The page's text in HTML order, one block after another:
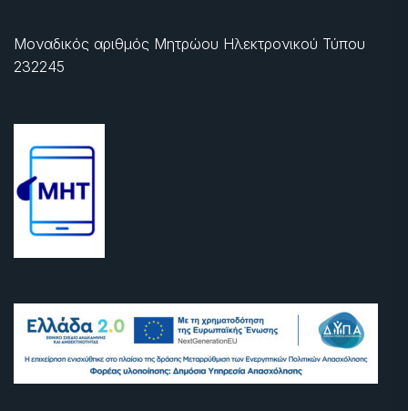
Μοναδικός αριθμός Μητρώου Ηλεκτρονικού Τύπου
232245